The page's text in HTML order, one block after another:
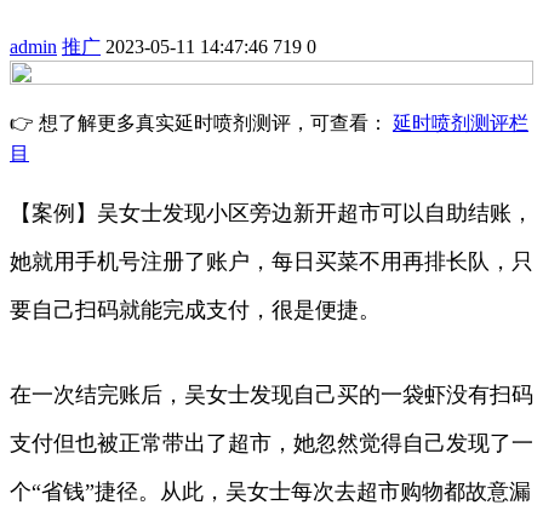
admin 推广 2023-05-11 14:47:46 719 0
👉 想了解更多真实延时喷剂测评，可查看： 延时喷剂测评栏
目
【案例】吴女士发现小区旁边新开超市可以自助结账，
她就用手机号注册了账户，每日买菜不用再排长队，只
要自己扫码就能完成支付，很是便捷。
在一次结完账后，吴女士发现自己买的一袋虾没有扫码
支付但也被正常带出了超市，她忽然觉得自己发现了一
个“省钱”捷径。从此，吴女士每次去超市购物都故意漏